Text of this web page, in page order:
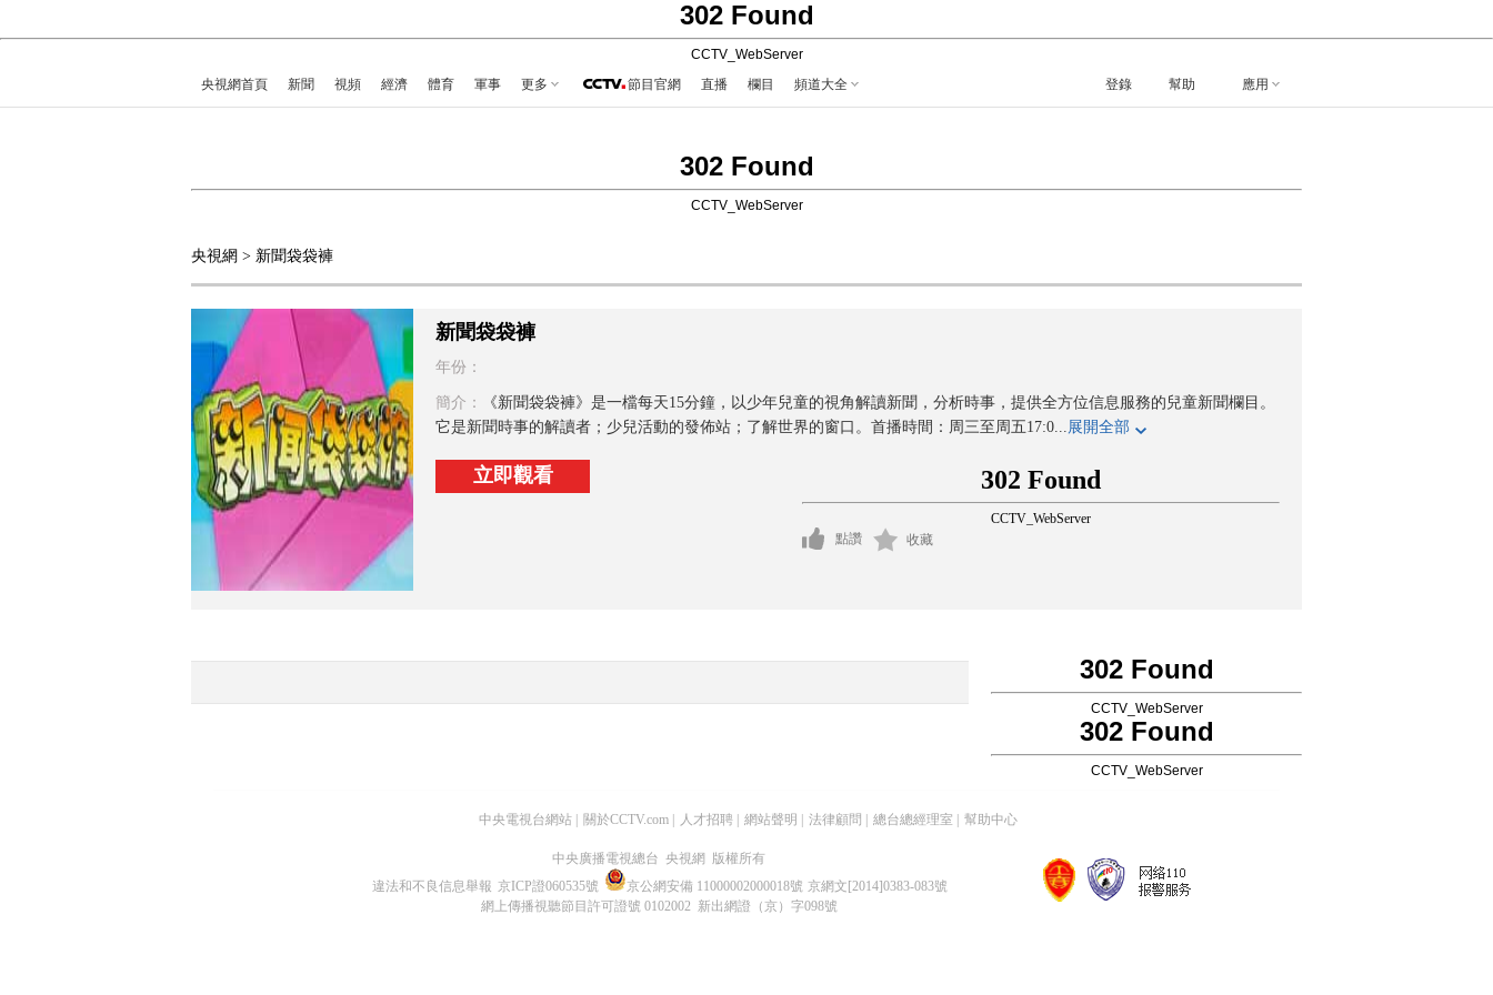
302 Found
CCTV_WebServer
央視網首頁
新聞 視頻 經濟 體育 軍事 更多 節目官網 直播 欄目 頻道大全 幫助 應用
登錄
302 Found
CCTV_WebServer
央視網 > 新聞袋袋褲
新聞袋袋褲
年份：
簡介：
《新聞袋袋褲》是一檔每天15分鐘，以少年兒童的視角解讀新聞，分析時事，提供全方位信息服務的兒童新聞欄目。
它是新聞時事的解讀者；少兒活動的發佈站；了解世界的窗口。首播時間：周三至周五17:0...展開全部
立即觀看 302 Found
CCTV_WebServer
點讚
收藏
302 Found
CCTV_WebServer
302 Found
CCTV_WebServer
中央電視台網站 關於CCTV.com 人才招聘 網站聲明 法律顧問 總台總經理室 幫助中心
中央廣播電視總台 央視網 版權所有
違法和不良信息舉報 京ICP證060535號 京公網安備 11000002000018號 京網文[2014]0383-083號
網上傳播視聽節目許可證號 0102002 新出網證（京）字098號